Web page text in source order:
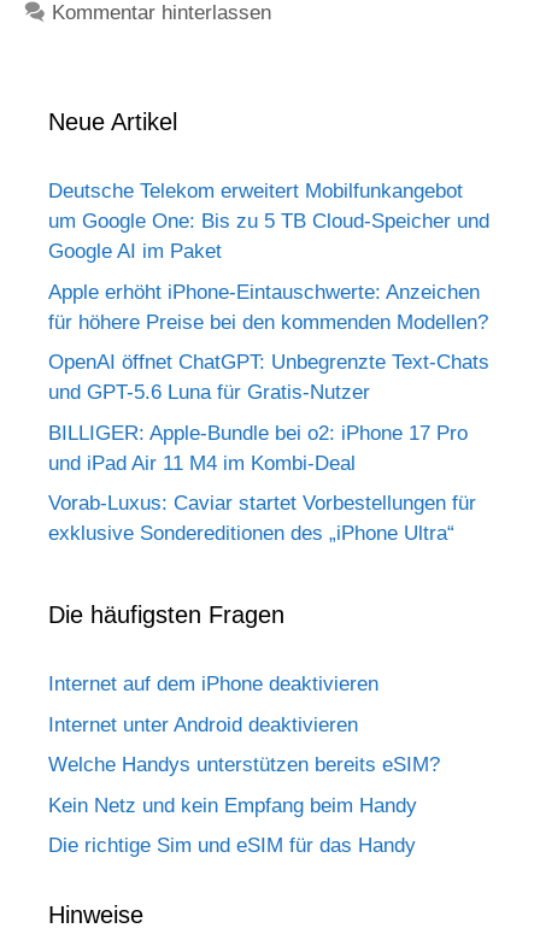
Kommentar hinterlassen
Neue Artikel
Deutsche Telekom erweitert Mobilfunkangebot
um Google One: Bis zu 5 TB Cloud-Speicher und
Google AI im Paket
Apple erhöht iPhone-Eintauschwerte: Anzeichen
für höhere Preise bei den kommenden Modellen?
OpenAI öffnet ChatGPT: Unbegrenzte Text-Chats
und GPT-5.6 Luna für Gratis-Nutzer
BILLIGER: Apple-Bundle bei o2: iPhone 17 Pro
und iPad Air 11 M4 im Kombi-Deal
Vorab-Luxus: Caviar startet Vorbestellungen für
exklusive Sondereditionen des „iPhone Ultra“
Die häufigsten Fragen
Internet auf dem iPhone deaktivieren
Internet unter Android deaktivieren
Welche Handys unterstützen bereits eSIM?
Kein Netz und kein Empfang beim Handy
Die richtige Sim und eSIM für das Handy
Hinweise